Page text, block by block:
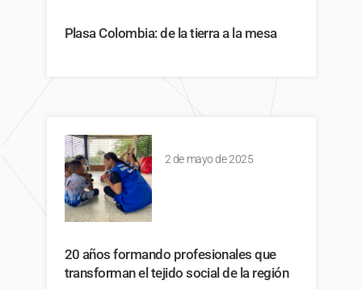
Plasa Colombia: de la tierra a la mesa
2 de mayo de 2025
20 años formando profesionales que
transforman el tejido social de la región